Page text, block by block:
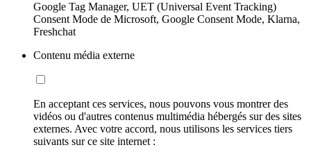
Google Tag Manager, UET (Universal Event Tracking)
Consent Mode de Microsoft, Google Consent Mode, Klarna,
Freshchat
Contenu média externe
En acceptant ces services, nous pouvons vous montrer des
vidéos ou d'autres contenus multimédia hébergés sur des sites
externes. Avec votre accord, nous utilisons les services tiers
suivants sur ce site internet :